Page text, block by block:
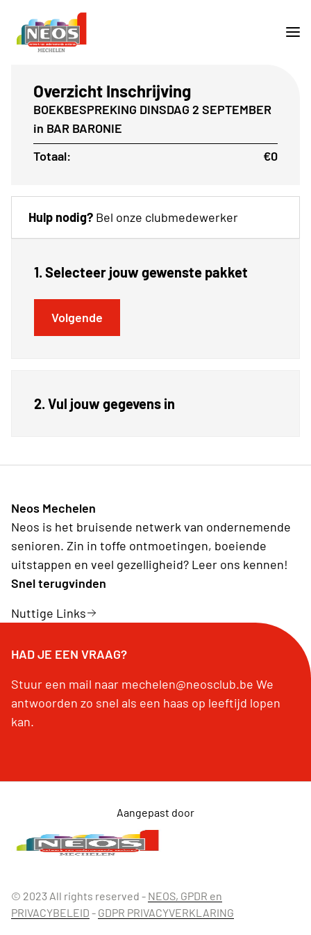
1. Selecteer jouw gewenste pakket
Volgende
2. Vul jouw gegevens in
Overzicht Inschrijving
BOEKBESPREKING DINSDAG 2 SEPTEMBER
in BAR BARONIE
Totaal:
€0
Hulp nodig? Bel onze clubmedewerker
Neos Mechelen
Neos is het bruisende netwerk van ondernemende
senioren. Zin in toffe ontmoetingen, boeiende
uitstappen en veel gezelligheid? Leer ons kennen!
Snel terugvinden
Nuttige Links
HAD JE EEN VRAAG?
Stuur een mail naar mechelen@neosclub.be We
antwoorden zo snel als een haas op leeftijd lopen
kan.
Aangepast door
© 2023 All rights reserved - NEOS, GPDR en
PRIVACYBELEID - GDPR PRIVACYVERKLARING